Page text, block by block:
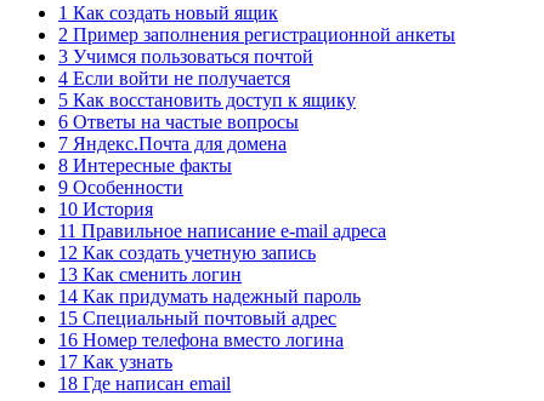
1 Как создать новый ящик
2 Пример заполнения регистрационной анкеты
3 Учимся пользоваться почтой
4 Если войти не получается
5 Как восстановить доступ к ящику
6 Ответы на частые вопросы
7 Яндекс.Почта для домена
8 Интересные факты
9 Особенности
10 История
11 Правильное написание e-mail адреса
12 Как создать учетную запись
13 Как сменить логин
14 Как придумать надежный пароль
15 Специальный почтовый адрес
16 Номер телефона вместо логина
17 Как узнать
18 Где написан email